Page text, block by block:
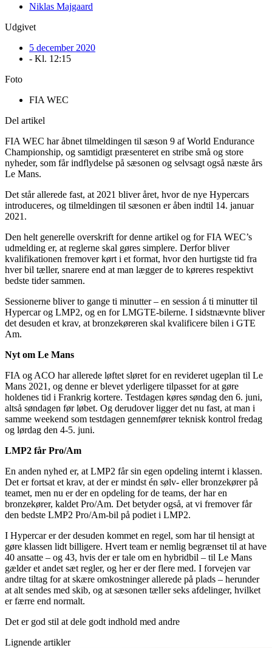
Niklas Majgaard
Udgivet
5 december 2020
- Kl. 12:15
Foto
FIA WEC
Del artikel
FIA WEC har åbnet tilmeldingen til sæson 9 af World Endurance
Championship, og samtidigt præsenteret en stribe små og store
nyheder, som får indflydelse på sæsonen og selvsagt også næste års
Le Mans.
Det står allerede fast, at 2021 bliver året, hvor de nye Hypercars
introduceres, og tilmeldingen til sæsonen er åben indtil 14. januar
2021.
Den helt generelle overskrift for denne artikel og for FIA WEC’s
udmelding er, at reglerne skal gøres simplere. Derfor bliver
kvalifikationen fremover kørt i et format, hvor den hurtigste tid fra
hver bil tæller, snarere end at man lægger de to køreres respektivt
bedste tider sammen.
Sessionerne bliver to gange ti minutter – en session á ti minutter til
Hypercar og LMP2, og en for LMGTE-bilerne. I sidstnævnte bliver
det desuden et krav, at bronzekøreren skal kvalificere bilen i GTE
Am.
Nyt om Le Mans
FIA og ACO har allerede løftet sløret for en revideret ugeplan til Le
Mans 2021, og denne er blevet yderligere tilpasset for at gøre
holdenes tid i Frankrig kortere. Testdagen køres søndag den 6. juni,
altså søndagen før løbet. Og derudover ligger det nu fast, at man i
samme weekend som testdagen gennemfører teknisk kontrol fredag
og lørdag den 4-5. juni.
LMP2 får Pro/Am
En anden nyhed er, at LMP2 får sin egen opdeling internt i klassen.
Det er fortsat et krav, at der er mindst én sølv- eller bronzekører på
teamet, men nu er der en opdeling for de teams, der har en
bronzekører, kaldet Pro/Am. Det betyder også, at vi fremover får
den bedste LMP2 Pro/Am-bil på podiet i LMP2.
I Hypercar er der desuden kommet en regel, som har til hensigt at
gøre klassen lidt billigere. Hvert team er nemlig begrænset til at have
40 ansatte – og 43, hvis der er tale om en hybridbil – til Le Mans
gælder et andet sæt regler, og her er der flere med. I forvejen var
andre tiltag for at skære omkostninger allerede på plads – herunder
at alt sendes med skib, og at sæsonen tæller seks afdelinger, hvilket
er færre end normalt.
Det er god stil at dele godt indhold med andre
Lignende artikler